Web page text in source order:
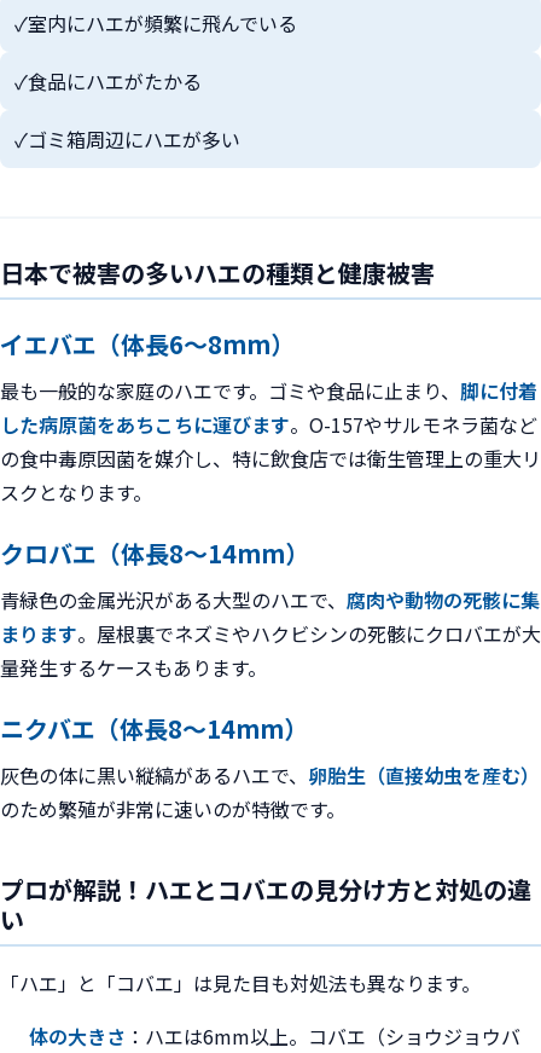
✓室内にハエが頻繁に飛んでいる
✓食品にハエがたかる
✓ゴミ箱周辺にハエが多い
日本で被害の多いハエの種類と健康被害
イエバエ（体長6〜8mm）
最も一般的な家庭のハエです。ゴミや食品に止まり、 脚に付着
した病原菌をあちこちに運びます。O-157やサルモネラ菌など
の食中毒原因菌を媒介し、特に飲食店では衛生管理上の重大リ
スクとなります。
クロバエ（体長8〜14mm）
青緑色の金属光沢がある大型のハエで、 腐肉や動物の死骸に集
まります。屋根裏でネズミやハクビシンの死骸にクロバエが大
量発生するケースもあります。
ニクバエ（体長8〜14mm）
灰色の体に黒い縦縞があるハエで、 卵胎生（直接幼虫を産む）
のため繁殖が非常に速いのが特徴です。
プロが解説！ハエとコバエの見分け方と対処の違
い
「ハエ」と「コバエ」は見た目も対処法も異なります。
体の大きさ ：ハエは6mm以上。コバエ（ショウジョウバ